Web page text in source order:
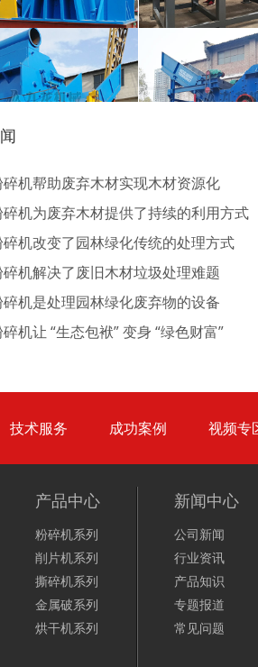
属压块破碎机 塑料粉
托车破碎机 自行车破
钢瓦破碎机 大型铡草
猪粪烘干机 鸡粪烘干
机帮助废弃木材实现木材资源化
机为废弃木材提供了持续的利用方式
机改变了园林绿化传统的处理方式
机解决了废旧木材垃圾处理难题
机是处理园林绿化废弃物的设备
机让 “生态包袱” 变身 “绿色财富”
技术服务 成功案例 视频专
产品中心
粉碎机系列
削片机系列
撕碎机系列
金属破系列
烘干机系列
新闻中心
公司新闻
行业资讯
产品知识
专题报道
常见问题